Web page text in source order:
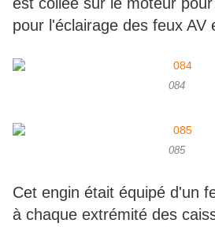
pour l'éclairage des feux AV
084
085
Cet engin était équipé d'un
à chaque extrémité des